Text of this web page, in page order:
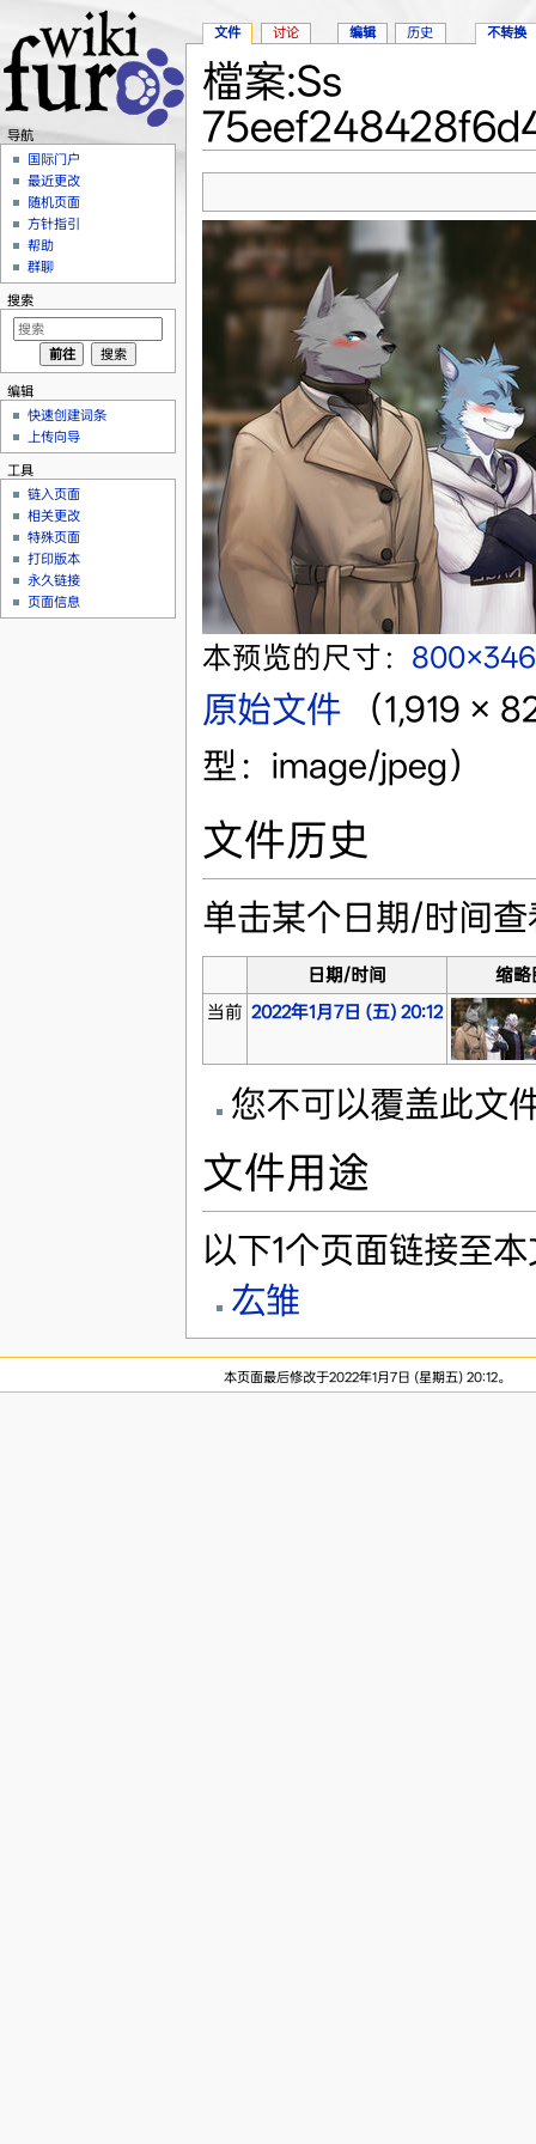
檔案:Ss
本预览的尺寸：
原始文件‎
（1,919 ×
型：image/jpeg）
文件历史
单击某个日期/时间
日期/时间
缩略
当前 2022年1月7日 (五) 20:12
您不可以覆盖此文
文件用途
以下1个页面链接至
厷雏
文件 讨论 编辑 历史 不转换
导航
国际门户
最近更改
随机页面
方针指引
帮助
群聊
搜索
编辑
快速创建词条
上传向导
工具
链入页面
相关更改
特殊页面
打印版本
永久链接
页面信息
本页面最后修改于2022年1月7日 (星期五) 20:12。